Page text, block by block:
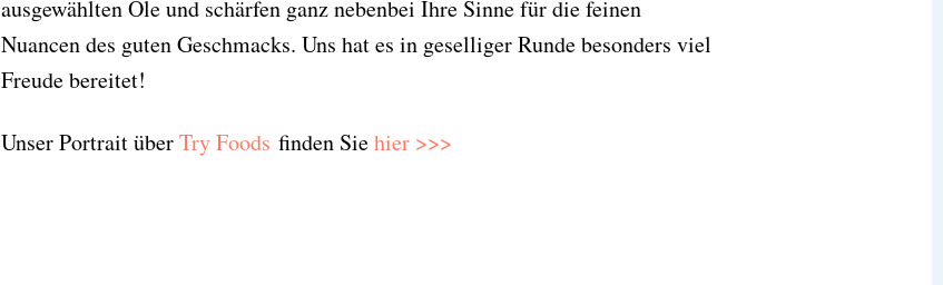
ausgewählten Öle und schärfen ganz nebenbei Ihre Sinne für die feinen
Nuancen des guten Geschmacks. Uns hat es in geselliger Runde besonders viel
Freude bereitet!
Unser Portrait überTry Foods finden Siehier >>>